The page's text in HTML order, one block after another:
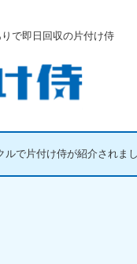
で即日回収の片付け侍
ルで片付け侍が紹介されま